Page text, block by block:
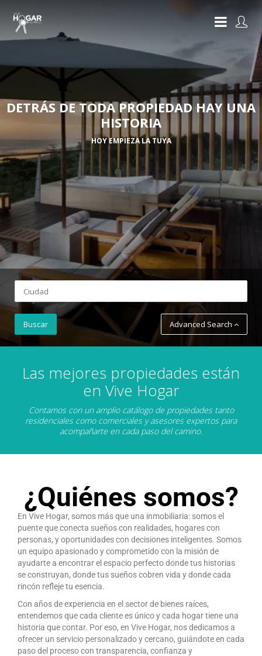
DETRÁS DE TODA PROPIEDAD HAY UNA
HISTORIA
HOY EMPIEZA LA TUYA
Advanced Search
Las mejores propiedades están
en Vive Hogar
Contamos con un amplio catálogo de propiedades tanto
residenciales como comerciales y asesores expertos para
acompañarte en cada paso del camino.
¿Quiénes somos?
En Vive Hogar, somos más que una inmobiliaria: somos el
puente que conecta sueños con realidades, hogares con
personas, y oportunidades con decisiones inteligentes. Somos
un equipo apasionado y comprometido con la misión de
ayudarte a encontrar el espacio perfecto donde tus historias
se construyan, donde tus sueños cobren vida y donde cada
rincón refleje tu esencia.
Con años de experiencia en el sector de bienes raíces,
entendemos que cada cliente es único y cada hogar tiene una
historia que contar. Por eso, en Vive Hogar, nos dedicamos a
ofrecer un servicio personalizado y cercano, guiándote en cada
paso del proceso con transparencia, confianza y